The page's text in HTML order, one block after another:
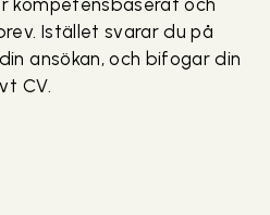
kompetensbaserat och
Istället svarar du på
ansökan, och bifogar din
CV.